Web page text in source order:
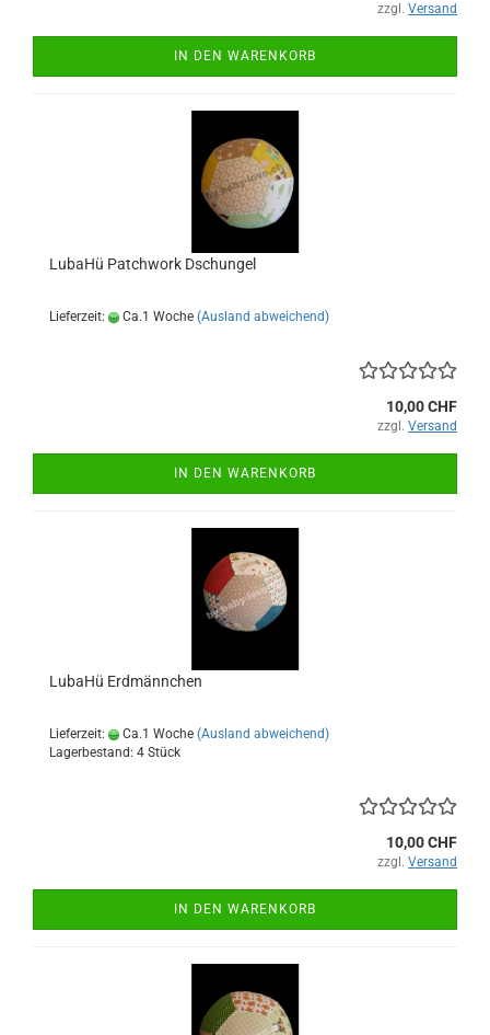
zzgl. Versand
IN DEN WARENKORB
LubaHü Patchwork Dschungel
Lieferzeit: Ca.1 Woche (Ausland abweichend)
10,00 CHF
zzgl. Versand
IN DEN WARENKORB
LubaHü Erdmännchen
Lieferzeit: Ca.1 Woche (Ausland abweichend)
Lagerbestand: 4 Stück
10,00 CHF
zzgl. Versand
IN DEN WARENKORB